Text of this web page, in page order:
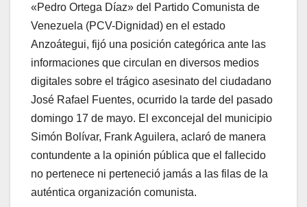
«Pedro Ortega Díaz» del Partido Comunista de
Venezuela (PCV-Dignidad) en el estado
Anzoátegui, fijó una posición categórica ante las
informaciones que circulan en diversos medios
digitales sobre el trágico asesinato del ciudadano
José Rafael Fuentes, ocurrido la tarde del pasado
domingo 17 de mayo. El exconcejal del municipio
Simón Bolívar, Frank Aguilera, aclaró de manera
contundente a la opinión pública que el fallecido
no pertenece ni perteneció jamás a las filas de la
auténtica organización comunista.